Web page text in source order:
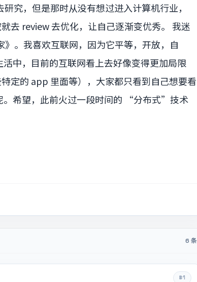
究，但是那时从没有想过进入计算机行业，
去 review 去优化，让自己逐渐变优秀。 我迷
。我喜欢互联网，因为它平等，开放，自
中，目前的互联网看上去好像变得更加局限
定的 app 里面等），大家都只看到自己想要看
。希望，此前火过一段时间的 “分布式”技术
6 条
#1